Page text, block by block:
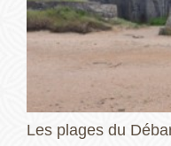
Les plages du